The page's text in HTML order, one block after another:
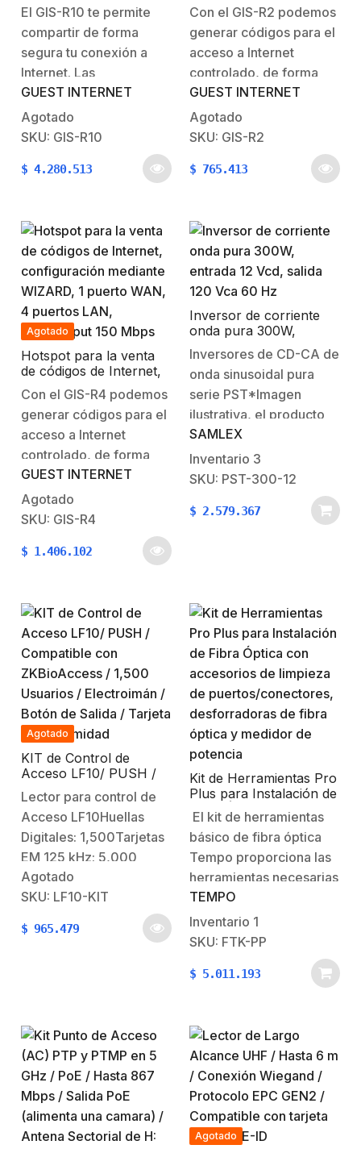
concurrentes, un
Throughput de 100
Mbps y configuración
sencilla y rápida
El GIS-R10 te permite
compartir de forma
segura tu conexión a
Internet. Las
características
principales incluyen una
pagina de inicio
personalizada, recopilar
los datos de marketing
potentes herramientas.
Puedes elegir cómo tu
deseas proporcionar el
acceso a…
GUEST INTERNET
Agotado
SKU: GIS-R10
$ 4.280.513
configuración mediante
WIZARD, 1 puerto
WAN, 4 puertos LAN,
Throughput 100 Mbps
Con el GIS-R2 podemos
generar códigos para el
acceso a Internet
controlado, de forma
segura y regualando las
limitación de cada
código.No es necesario
avanzado para su
de configuración muy
sencillo.Cuenta con
MOVILIDAD, la
capacidad de…
GUEST INTERNET
Agotado
SKU: GIS-R2
$ 765.413
Agotado
Hotspot para la venta
de códigos de Internet,
configuración mediante
WIZARD, 1 puerto
WAN, 4 puertos LAN,
Throughput 150 Mbps
Con el GIS-R4 podemos
generar códigos para el
acceso a Internet
controlado, de forma
segura y regualando las
limitación de cada
código.No es necesario
avanzado para su
de configuración muy
sencillo.Cuenta con
MOVILIDAD, la
capacidad de generar…
GUEST INTERNET
Agotado
SKU: GIS-R4
$ 1.406.102
Inversor de corriente
onda pura 300W,
entrada 12 Vcd, salida
120 Vca 60 Hz
Inversores de CD-CA de
onda sinusoidal pura
serie PST*Imagen
ilustrativa, el producto
físico puede variar. La
serie PST de Samlex
America es una serie de
inversores de corriente
diseñada para
para cubrir…
SAMLEX
Inventario 3
SKU: PST-300-12
$ 2.579.367
Agotado
KIT de Control de
Acceso LF10/ PUSH /
Compatible con
ZKBioAccess / 1,500
Usuarios / Electroimán /
Botón de Salida / Tarjeta
de proximidad
Lector para control de
Acceso LF10Huellas
Digitales: 1,500Tarjetas
EM 125 kHz: 5,000
(ACCESSISOCARD,
ACCESSPROXCARD,
ACCESKFBPROX).Eventos:
80,000Comunicación
operación: 0 ºC – 45
ºCDimensiones: 83 *
180.09 * 33.2
mmAlimentación: 12 V
CD (fuente de
alimentación no
Agotado
SKU: LF10-KIT
$ 965.479
Kit de Herramientas Pro
Plus para Instalación de
Fibra Óptica con
accesorios de limpieza
de puertos/conectores,
desforradoras de fibra
óptica y medidor de
potencia
El kit de herramientas
básico de fibra óptica
Tempo proporciona las
herramientas necesarias
para satisfacer diversas
tareas que el técnico
puede necesitar en el
proceso de instalación
de fibra óptica para
FTK-PP se suministra en
un estuche resistente…
TEMPO
Inventario 1
SKU: FTK-PP
$ 5.011.193
Agotado